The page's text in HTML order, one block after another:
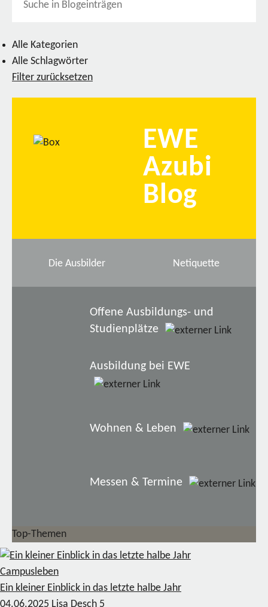
Alle Kategorien
Alle Schlagwörter
Filter zurücksetzen
EWE
Azubi
Blog
Die Ausbilder Netiquette
Offene Ausbildungs- und
Studienplätze
Ausbildung bei EWE
Wohnen & Leben
Messen & Termine
Top-Themen
Campusleben
Ein kleiner Einblick in das letzte halbe Jahr
04.06.2025 Lisa Desch 5